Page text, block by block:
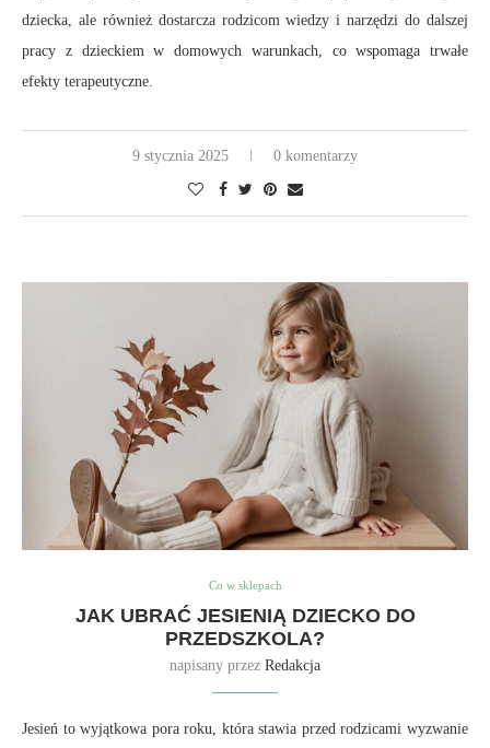
dziecka, ale również dostarcza rodzicom wiedzy i narzędzi do dalszej
pracy z dzieckiem w domowych warunkach, co wspomaga trwałe
efekty terapeutyczne.
9 stycznia 2025 0 komentarzy
Co w sklepach
JAK UBRAĆ JESIENIĄ DZIECKO DO
PRZEDSZKOLA?
napisany przez Redakcja
Jesień to wyjątkowa pora roku, która stawia przed rodzicami wyzwanie